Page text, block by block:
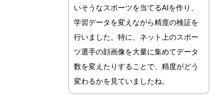
いそうなスポーツを当てるAIを作り、
学習データを変えながら精度の検証を
行いました。特に、ネット上のスポー
ツ選手の顔画像を大量に集めてデータ
数を変えたりすることで、精度がどう
変わるかを見ていましたね。